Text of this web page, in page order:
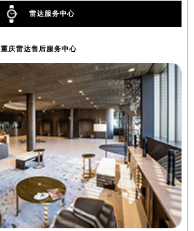
雷达服务中心
重庆雷达售后服务中心